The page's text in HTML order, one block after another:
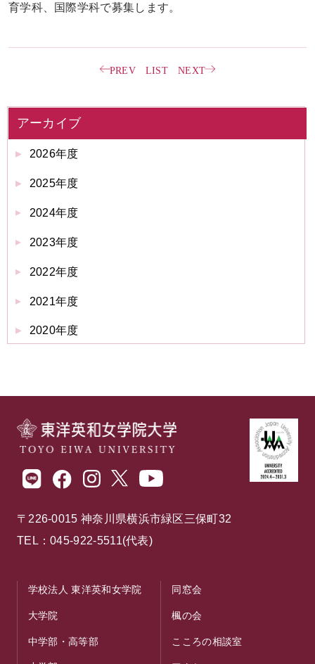
育学科、国際学科で募集します。
PREV LIST NEXT
アーカイブ
2026年度
2025年度
2024年度
2023年度
2022年度
2021年度
2020年度
〒226-0015 神奈川県横浜市緑区三保町32
TEL：045-922-5511(代表)
学校法人 東洋英和女学院
大学院
中学部・高等部
同窓会
楓の会
こころの相談室